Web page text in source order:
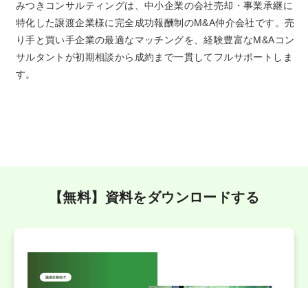
みつきコンサルティングは、中小企業の会社売却・事業承継に
特化した譲渡企業様に完全成功報酬制のM&A仲介会社です。売
り手と買い手企業の最適なマッチングを、経験豊富なM&Aコン
サルタントが初期相談から成約まで一貫してフルサポートしま
す。
【無料】資料をダウンロードする